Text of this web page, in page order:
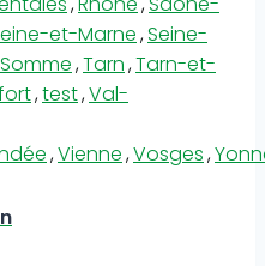
et-Marne,Seine-
Somme,Tarn,Tarn-et-
,test,Val-
,Vienne,Vosges,